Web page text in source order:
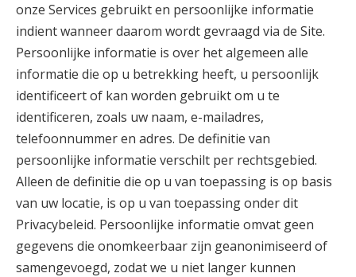
onze Services gebruikt en persoonlijke informatie
indient wanneer daarom wordt gevraagd via de Site.
Persoonlijke informatie is over het algemeen alle
informatie die op u betrekking heeft, u persoonlijk
identificeert of kan worden gebruikt om u te
identificeren, zoals uw naam, e-mailadres,
telefoonnummer en adres. De definitie van
persoonlijke informatie verschilt per rechtsgebied.
Alleen de definitie die op u van toepassing is op basis
van uw locatie, is op u van toepassing onder dit
Privacybeleid. Persoonlijke informatie omvat geen
gegevens die onomkeerbaar zijn geanonimiseerd of
samengevoegd, zodat we u niet langer kunnen